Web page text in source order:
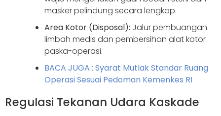
masker pelindung secara lengkap.
Area Kotor (Disposal): Jalur pembuangan
limbah medis dan pembersihan alat kotor
paska-operasi.
BACA JUGA : Syarat Mutlak Standar Ruang
Operasi Sesuai Pedoman Kemenkes RI
Regulasi Tekanan Udara Kaskade